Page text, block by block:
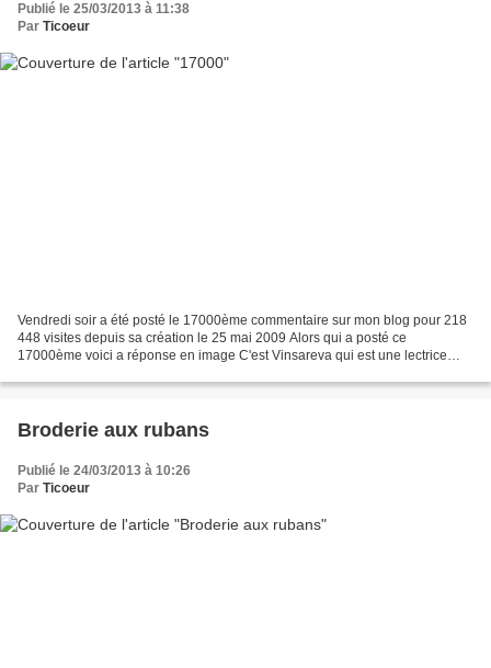
Publié le 25/03/2013 à 11:38
Par Ticoeur
Vendredi soir a été posté le 17000ème commentaire sur mon blog pour 218
448 visites depuis sa création le 25 mai 2009 Alors qui a posté ce
17000ème voici a réponse en image C'est Vinsareva qui est une lectrice
Broderie aux rubans
Publié le 24/03/2013 à 10:26
Par Ticoeur